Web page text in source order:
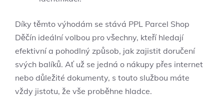
Díky těmto výhodám se stává PPL Parcel Shop
Děčín ideální volbou pro všechny, kteří hledají
efektivní a pohodlný způsob, jak zajistit doručení
svých balíků. Ať už se jedná o nákupy přes internet
nebo důležité dokumenty, s touto službou máte
vždy jistotu, že vše proběhne hladce.